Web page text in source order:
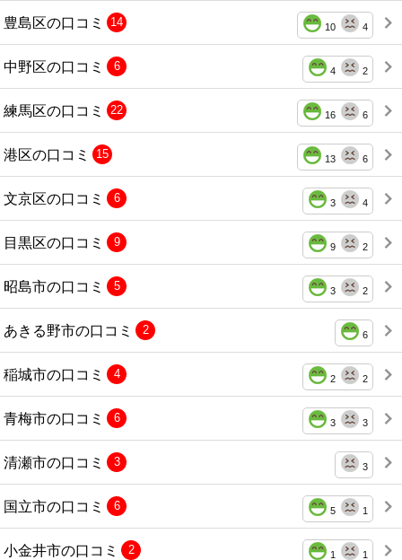
豊島区の口コミ 10 4
14
中野区の口コミ 4 2
6
練馬区の口コミ 16 6
22
港区の口コミ 13 6
15
文京区の口コミ 3 4
6
目黒区の口コミ 9 2
9
昭島市の口コミ 3 2
5
あきる野市の口コミ 6
2
稲城市の口コミ 2 2
4
青梅市の口コミ 3 3
6
清瀬市の口コミ 3
3
国立市の口コミ 5 1
6
小金井市の口コミ 1 1
2